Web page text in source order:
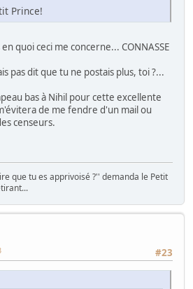
Prince!
quoi ceci me concerne... CONNASSE
pas dit que tu ne postais plus, toi ?...
bas à Nihil pour cette excellente
de me fendre d'un mail ou
censeurs.
que tu es apprivoisé ?'' demanda le Petit
#23